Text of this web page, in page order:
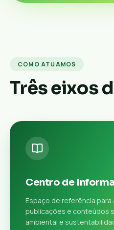
COMO ATUAMOS
Três eixos
Centro de
Espaço de referência para
publicações e conteúdos
ambiental e